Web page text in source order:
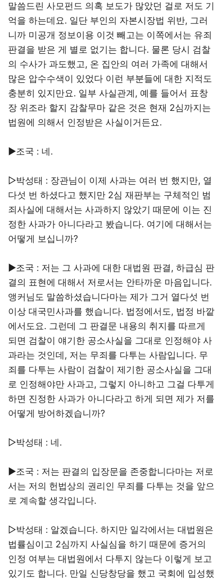
말씀드린 사모펀드 의혹 보도가 많았던 걸로 저도 기
억을 하는데요. 일단 부인의 자본시장법 위반, 그러
니까 미공개 정보이용 이것 빼고는 이쪽에서는 유죄
판결을 받은 게 별로 없기는 합니다. 물론 당시 검찰
의 수사가 과도했고, 온 집안의 여러 가족에 대해서
많은 압수수색이 있었다 이런 부분들에 대한 지적도
충분히 있지만요. 일부 사실관계, 예를 들어서 표창
장 위조라 할지 감찰무마 같은 것은 현재 2심까지는
법원에 의해서 인정받은 사실이거든요.
▶조국 : 네.
▷박성태 : 장관님이 이제 사과는 여러 번 했지만, 열
다섯 번 하셨다고 했지만 2심 재판부는 구체적인 범
죄사실에 대해서는 사과하지 않았기 때문에 이는 진
정한 사과가 아니다라고 봤습니다. 여기에 대해서는
어떻게 보십니까?
▶조국 : 저는 그 사과에 대한 대법원 판결, 하급심 판
결의 표현에 대해서 저로서는 안타까운 마음입니다.
앵커님도 말씀하셨습니다마는 제가 그거 열다섯 번
이상 대국민사과를 했습니다. 법정에서도, 법정 바깥
에서도요. 그런데 그 판결문 내용의 취지를 따르게
되면 검찰이 얘기한 공소사실을 그대로 인정해야 사
과라는 것인데, 저는 무죄를 다투는 사람입니다. 무
죄를 다투는 사람이 검찰이 제기한 공소사실을 그대
로 인정해야만 사과고, 그렇지 아니하고 그걸 다투게
하면 진정한 사과가 아니다라고 하게 되면 제가 저를
어떻게 방어하겠습니까?
▷박성태 : 네.
▶조국 : 저는 판결의 입장문을 존중합니다마는 저로
서는 저의 헌법상의 권리인 무죄를 다투는 것을 앞으
로 계속할 생각입니다.
▷박성태 : 알겠습니다. 하지만 일각에서는 대법원은
법률심이고 2심까지 사실심을 하기 때문에 증거의
인정 여부는 대법원에서 다투지 않는다 이렇게 보고
있기도 합니다. 만일 신당창당을 했고 국회에 입성했